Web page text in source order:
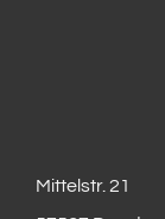
Mittelstr. 21